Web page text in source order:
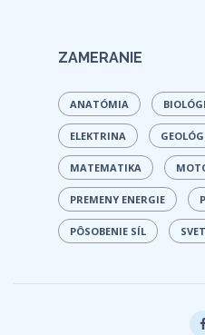
ZAMERANIE
ANATÓMIA
ELEKTRINA
MATEMATIKA
PREMENY ENERGIE
PÔSOBENIE SÍL